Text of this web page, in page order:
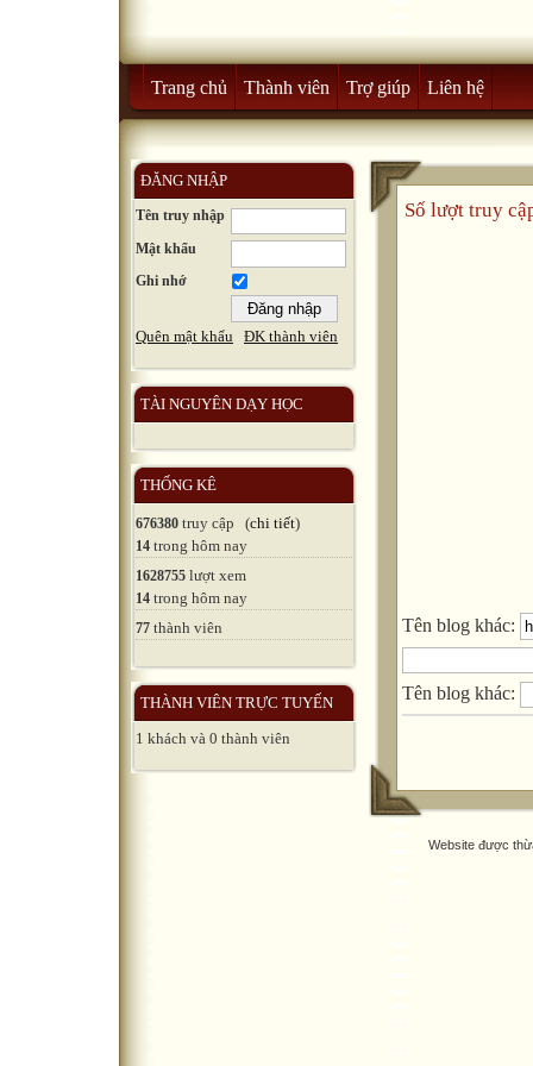
Trang chủ Thành viên Trợ giúp Liên hệ
ĐĂNG NHẬP
Tên truy nhập
Mật khẩu
Ghi nhớ
Quên mật khẩu ĐK thành viên
TÀI NGUYÊN DẠY HỌC
THỐNG KÊ
676380 truy cập (chi tiết)
14 trong hôm nay
1628755 lượt xem
14 trong hôm nay
77 thành viên
THÀNH VIÊN TRỰC TUYẾN
1 khách và 0 thành viên
Số lượt truy
Tên blog khác:
Tên blog khác:
Website được